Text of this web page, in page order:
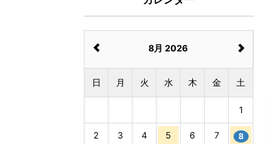
8月 2026
日 月 火 水 木 金 土
1
2 3 4 5 6 7 8